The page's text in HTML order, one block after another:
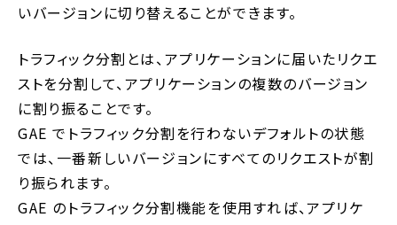
いバージョンに切り替えることができます。
トラフィック分割とは、アプリケーションに届いたリクエ
ストを分割して、アプリケーションの複数のバージョン
に割り振ることです。
GAE でトラフィック分割を行わないデフォルトの状態
では、一番新しいバージョンにすべてのリクエストが割
り振られます。
GAE のトラフィック分割機能を使用すれば、アプリケ